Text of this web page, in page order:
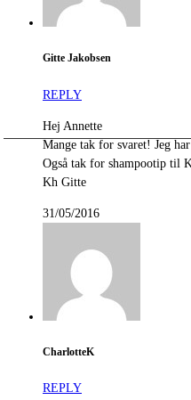
Gitte Jakobsen
REPLY
Hej Annette
Mange tak for svaret! Jeg
Også tak for shampootip til
Kh Gitte
31/05/2016
CharlotteK
REPLY